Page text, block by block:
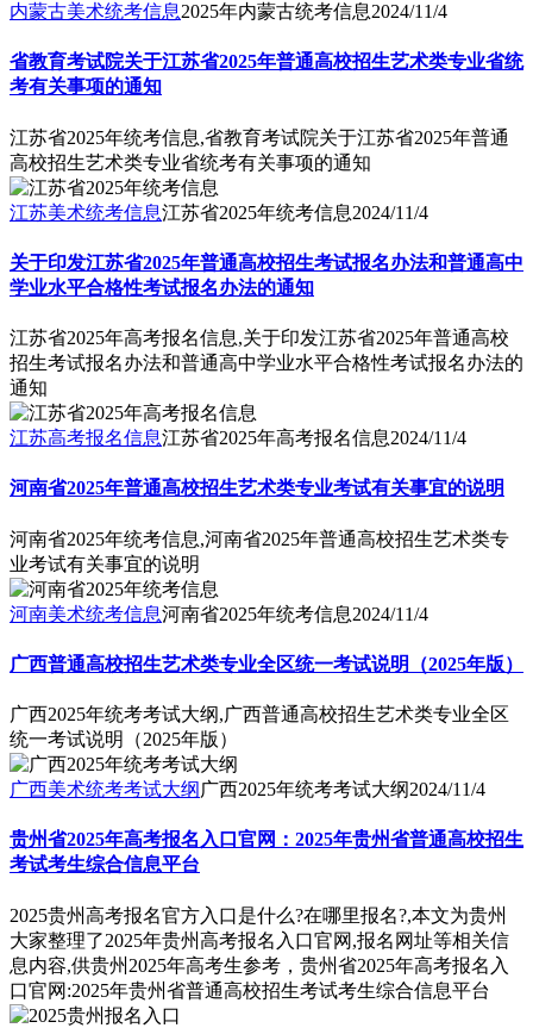
内蒙古美术统考信息2025年内蒙古统考信息2024/11/4
省教育考试院关于江苏省2025年普通高校招生艺术类专业省统
考有关事项的通知
江苏省2025年统考信息,省教育考试院关于江苏省2025年普通
高校招生艺术类专业省统考有关事项的通知
江苏美术统考信息江苏省2025年统考信息2024/11/4
关于印发江苏省2025年普通高校招生考试报名办法和普通高中
学业水平合格性考试报名办法的通知
江苏省2025年高考报名信息,关于印发江苏省2025年普通高校
招生考试报名办法和普通高中学业水平合格性考试报名办法的
通知
江苏高考报名信息江苏省2025年高考报名信息2024/11/4
河南省2025年普通高校招生艺术类专业考试有关事宜的说明
河南省2025年统考信息,河南省2025年普通高校招生艺术类专
业考试有关事宜的说明
河南美术统考信息河南省2025年统考信息2024/11/4
广西普通高校招生艺术类专业全区统一考试说明（2025年版）
广西2025年统考考试大纲,广西普通高校招生艺术类专业全区
统一考试说明（2025年版）
广西美术统考考试大纲 广西2025年统考考试大纲2024/11/4
贵州省2025年高考报名入口官网：2025年贵州省普通高校招生
考试考生综合信息平台
2025贵州高考报名官方入口是什么?在哪里报名?,本文为贵州
大家整理了2025年贵州高考报名入口官网,报名网址等相关信
息内容,供贵州2025年高考生参考，贵州省2025年高考报名入
口官网:2025年贵州省普通高校招生考试考生综合信息平台